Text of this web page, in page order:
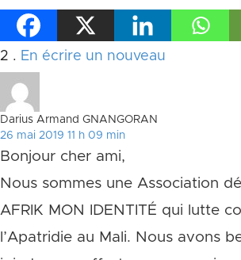
2 Commentaires
. En écrire un nouveau
Darius Armand GNANGORAN
26 mai 2019 11 h 09 min
Bonjour cher ami,
Nous sommes une Association
AFRIK MON IDENTITÉ qui lutte
l’Apatridie au Mali. Nous avons